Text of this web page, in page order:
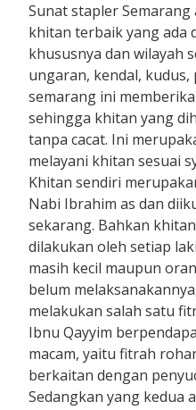
Sunat stapler
khitan terbaik yang ada
khususnya dan wilayah
ungaran, kendal,
semarang ini
sehingga khitan yang
tanpa cacat. Ini
melayani khitan sesuai
Khitan sendiri
Nabi Ibrahim as dan
sekarang. Bahkan
dilakukan oleh setiap
masih kecil maupun
belum
melakukan salah satu
Ibnu Qayyim
macam, yaitu fitrah
berkaitan dengan
Sedangkan yang kedua